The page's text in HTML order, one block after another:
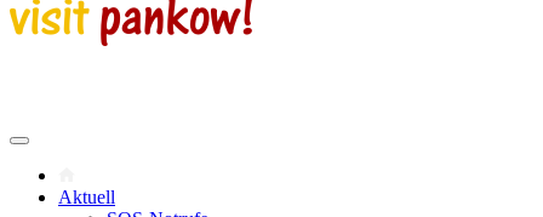
Aktuell